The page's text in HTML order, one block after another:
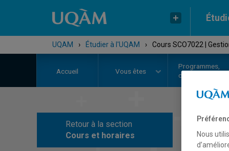
UQAM › Étudier à l'UQAM › Cours SCO7022 |
Accueil Vous êtes
Programmes,
cours et
Retour à la section
Cours et horaires
Nous